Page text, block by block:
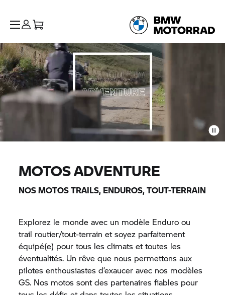
MOTOS ADVENTURE
NOS MOTOS TRAILS, ENDUROS, TOUT-TERRAIN
Explorez le monde avec un modèle Enduro ou
trail routier/tout-terrain et soyez parfaitement
équipé(e) pour tous les climats et toutes les
éventualités. Un rêve que nous permettons aux
pilotes enthousiastes d’exaucer avec nos modèles
GS. Nos motos sont des partenaires fiables pour